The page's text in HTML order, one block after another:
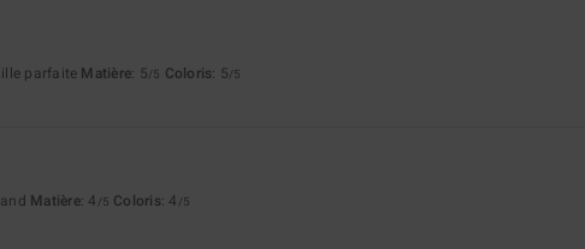
parfaite Matière: 5/5 Coloris: 5/5
Matière: 4 /5 Coloris: 4 /5